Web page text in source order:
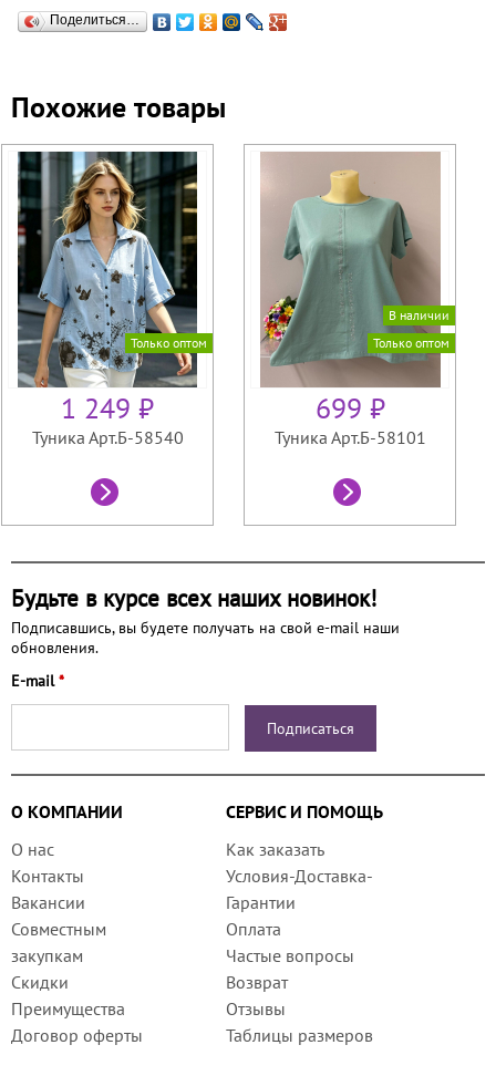
Поделиться…
Похожие товары
Только оптом
1 249 ₽
Туника Арт.Б-58540
В наличии
Только оптом
699 ₽
Туника Арт.Б-58101
Будьте в курсе всех наших новинок!
Подписавшись, вы будете получать на свой e-mail наши
обновления.
E-mail*
О КОМПАНИИ
СЕРВИС И ПОМОЩЬ
О нас
Контакты
Вакансии
Совместным
закупкам
Скидки
Преимущества
Договор оферты
Как заказать
Условия-Доставка-
Гарантии
Оплата
Частые вопросы
Возврат
Отзывы
Таблицы размеров